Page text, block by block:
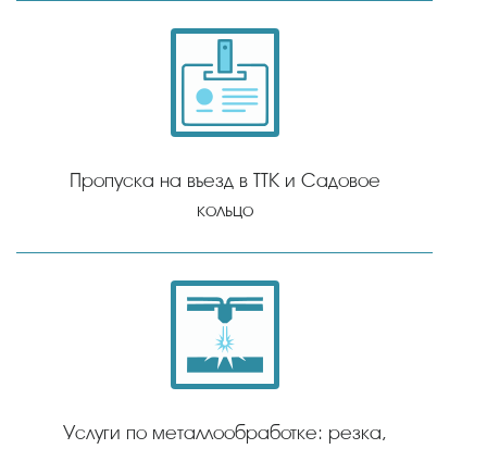
Пропуска на въезд в ТТК и Садовое
кольцо
Услуги по металлообработке: резка,